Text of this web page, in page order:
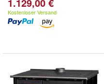
Kostenloser Versand